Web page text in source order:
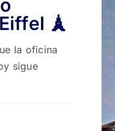
🗼
la oficina
sigue